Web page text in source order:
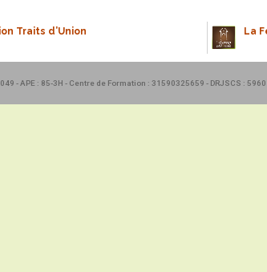
Traits d’Union La
- APE : 85-3H - Centre de Formation : 31590325659 - DRJSCS :